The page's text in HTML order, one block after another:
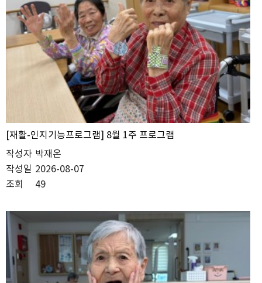
[재활-인지기능프로그램] 8월 1주 프로그램
작성자 박재온
작성일 2026-08-07
조회
49